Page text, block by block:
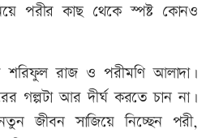
পরীর কাছ থেকে স্পষ্ট কোনও
রাজ ও পরীমণি আলাদা।
গল্পটা আর দীর্ঘ করতে চান না।
জীবন সাজিয়ে নিচ্ছেন পরী,